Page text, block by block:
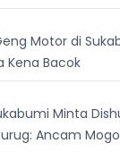
Motor di
Kena Bacok
Minta
Ancam